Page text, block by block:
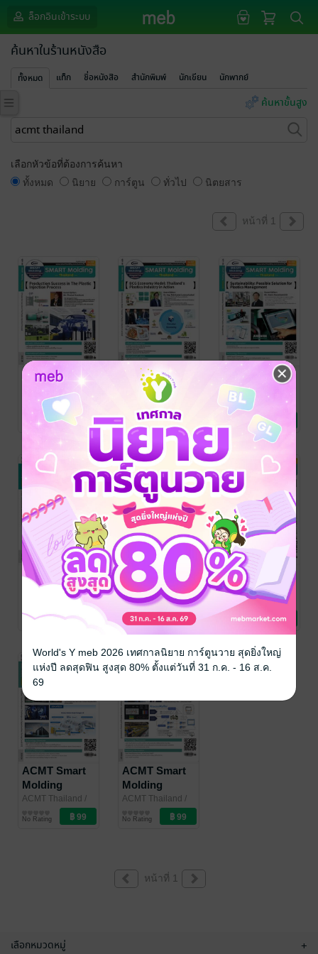
ล็อกอินเข้าระบบ
ค้นหาในร้านหนังสือ
ทั้งหมด แท็ก ชื่อหนังสือ สำนักพิมพ์ นักเขียน นักพากย์
ค้นหาขั้นสูง
เลือกหัวข้อที่ต้องการค้นหา
ทั้งหมด
นิยาย การ์ตูน ทั่วไป นิตยสาร
หน้าที่ 1
ACMT Smart
Molding
Magazine (เล่ม
ที่ 8): ความ
ผลิตด้วย
กระบวนการฉีด
พลาสติก
ACMT Thailand
Minnotec Thailand
นิตยสาร
อุตสาหกรรม
No Rating
ACMT Smart
Molding
Magazine (เล่ม
ที่ 7): BCG
Economy
Model: การ
ดำเนินการด้าน
อุตสาหกรรม
พลาสติกของ
ประเทศไทย
ACMT Thailand
Minnotec Thailand
นิตยสาร
อุตสาหกรรม
No Rating
ACMT Smart
Molding
Magazine (เล่ม
ที่ 6): ทางออก
ในการแก้ไข
และพัฒนาที่
เป็นไปได้
สำหรับการ
จัดการพลาสติก
ACMT Thailand
/
Minnotec Thailand
นิตยสาร
อุตสาหกรรม
No Rating
ACMT Smart
Molding
Magazine (เล่ม
ที่ 5): นวัตกรรม
ยั่งยืน
ACMT Thailand
Minnotec Thailand
นิตยสาร
No Rating
ACMT Smart
Molding
Magazine (เล่ม
ที่ 4): ยกระดับ
ความรู้ด้าน
การผลิต
อัจฉริยะ
ACMT Thailand/
Minnotec Thailand
นิตยสาร
อุตสาหกรรม
No Rating
ACMT Smart
Molding
Magazine (เล่ม
ที่ 3):
ประหยัด
พลังงานใน
อุตสาหกรรม
แนวโน้มของ
ACMT Thailand/
Minnotec Thailand
นิตยสาร
No Rating
ACMT Smart
Molding
Magazine (เล่ม
ที่ 2): การยก
ระดับความรู้
ACMT Thailand /
Minnotec Thailand
อุตสาหกรรม
No Rating
ACMT Smart
Molding
Magazine (เล่ม
ประเทศไทยใน
ฉีดขึ้นรูป
พลาสติก
ACMT Thailand /
Minnotec Thailand
อุตสาหกรรม
No Rating
หน้าที่ 1
เลือกหมวดหมู่ +
World's Y meb 2026 เทศกาลนิยาย การ์ตูนวาย สุดยิ่งใหญ่
แห่งปี ลดสุดฟิน สูงสุด 80% ตั้งแต่วันที่ 31 ก.ค. - 16 ส.ค.
69